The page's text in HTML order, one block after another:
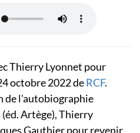
Thierry Lyonnet pour
octobre 2022 deRCF.
de l'autobiographie
(éd. Artège), Thierry
Gauthier pour revenir